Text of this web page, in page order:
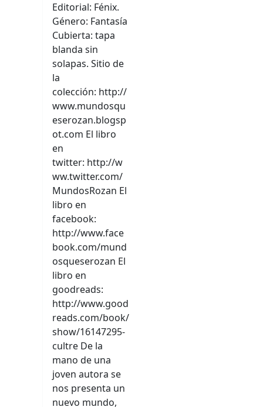
Editorial: Fénix.
Género: Fantasía
Cubierta: tapa
blanda sin
solapas. Sitio de
la
colección: http://
www.mundosqu
eserozan.blogsp
ot.com El libro
en
twitter: http://w
ww.twitter.com/
MundosRozan El
libro en
facebook:
http://www.face
book.com/mund
osqueserozan El
libro en
goodreads:
http://www.good
reads.com/book/
show/16147295-
cultre De la
mano de una
joven autora se
nos presenta un
nuevo mundo,